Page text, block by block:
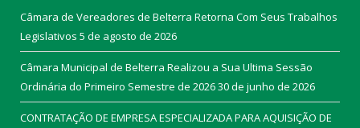
Câmara de Vereadores de Belterra Retorna Com Seus Trabalhos
Legislativos 5 de agosto de 2026
Câmara Municipal de Belterra Realizou a Sua Ultima Sessão
Ordinária do Primeiro Semestre de 202630 de junho de 2026
CONTRATAÇÃO DE EMPRESA ESPECIALIZADA PARA AQUISIÇÃO DE